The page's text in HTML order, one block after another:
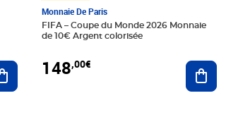
Ajouter au panier
Monnaie De Paris
FIFA – Coupe du Monde 2026 Monnaie
de 10€ Argent colorisée
148,00€